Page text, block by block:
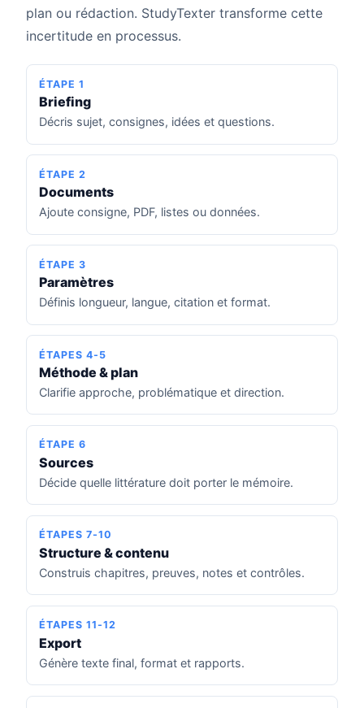
plan ou rédaction. StudyTexter transforme cette
incertitude en processus.
ÉTAPE 1
Briefing
Décris sujet, consignes, idées et questions.
ÉTAPE 2
Documents
Ajoute consigne, PDF, listes ou données.
ÉTAPE 3
Paramètres
Définis longueur, langue, citation et format.
ÉTAPES 4-5
Méthode & plan
Clarifie approche, problématique et direction.
ÉTAPE 6
Sources
Décide quelle littérature doit porter le mémoire.
ÉTAPES 7-10
Structure & contenu
Construis chapitres, preuves, notes et contrôles.
ÉTAPES 11-12
Export
Génère texte final, format et rapports.